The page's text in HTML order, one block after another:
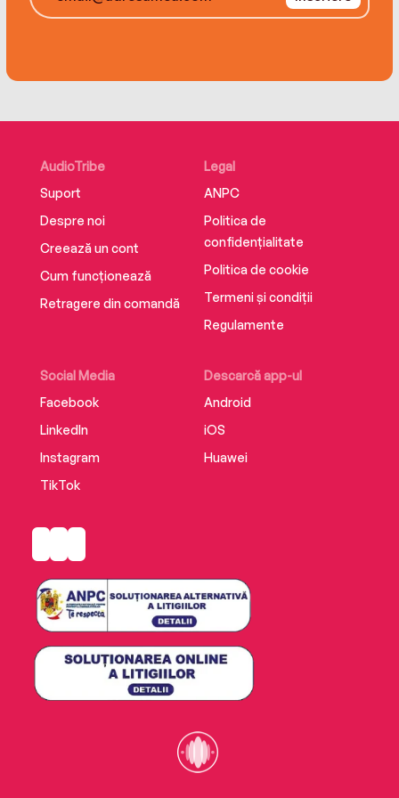
AudioTribe
Suport
Despre noi
Creează un cont
Cum funcționează
Retragere din comandă
Social Media
Facebook
LinkedIn
Instagram
TikTok
Descarcă app-ul
Android
iOS
Huawei
Legal
ANPC
Politica de
confidențialitate
Politica de cookie
Termeni și condiții
Regulamente